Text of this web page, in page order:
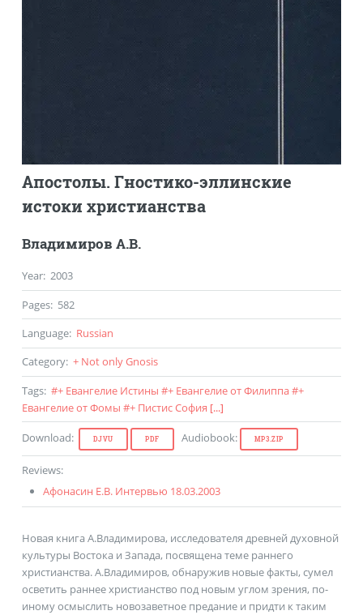
Апостолы. Гностико-эллинские
истоки христианства
Владимиров А.В.
Year: 2003
Pages: 582
Language: Russian
Category: + Not only Gnosis
Tags: #+ Евангелие Истины #+ Евангелие от Филиппа#+
Евангелие от Фомы #+ Пистис София [...]
Download: DJVU PDF Audiobook: MP3.ZIP
Reviews:
Афонасин Е.В. Интервью 18.03.2003
Новая книга А.Владимирова, исследователя древней духовной
культуры Востока и Запада, посвящена теме раннего
христианства. А.Владимиров, обнаружив новые факты, сумел
осветить раннее христианство под новым углом зрения, по-
иному осмыслить новозаветное предание и придти к таким